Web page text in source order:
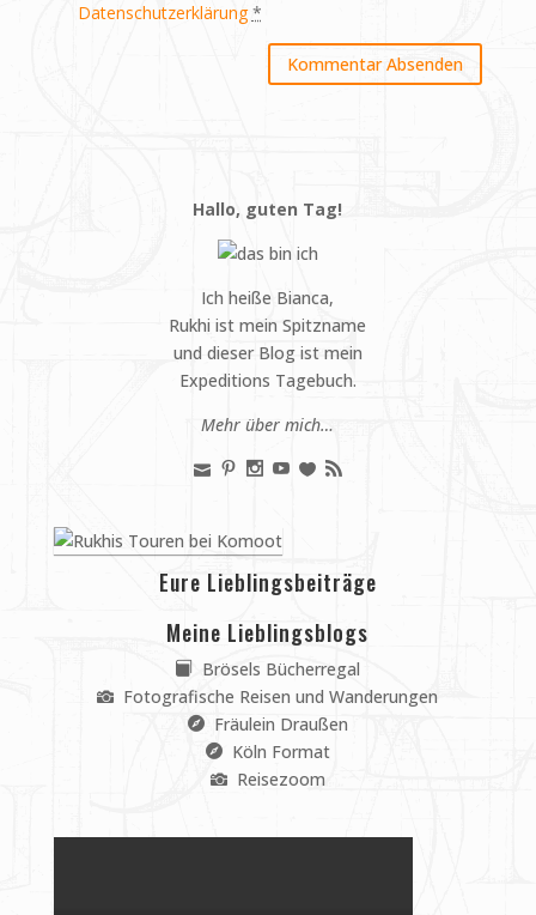
Datenschutzerklärung *
Hallo, guten Tag!
Ich heiße Bianca,
Rukhi ist mein Spitzname
und dieser Blog ist mein
Expeditions Tagebuch.
Mehr über mich…
Eure Lieblingsbeiträge
Meine Lieblingsblogs
Brösels Bücherregal
Fotografische Reisen und Wanderungen
Fräulein Draußen
Köln Format
Reisezoom